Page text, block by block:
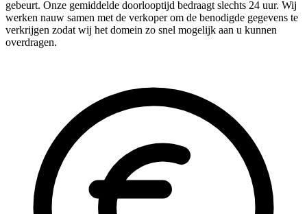
gebeurt. Onze gemiddelde doorlooptijd bedraagt slechts 24 uur. Wij
werken nauw samen met de verkoper om de benodigde gegevens te
verkrijgen zodat wij het domein zo snel mogelijk aan u kunnen
overdragen.